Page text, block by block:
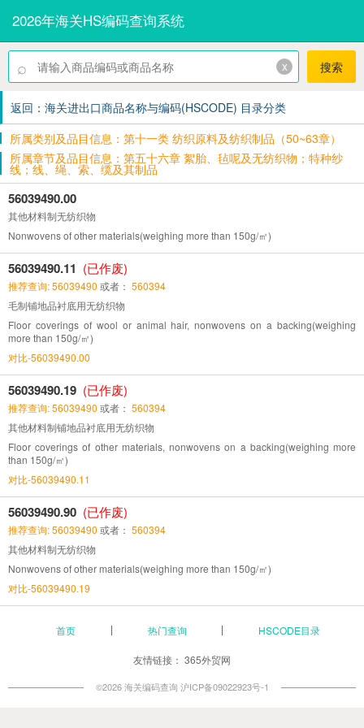
2026年海关HS编码查询系统
⌕ x 搜索
返回：海关进出口商品名称与编码(HSCODE) 目录分类
所属类别及品目信息：第十一类 纺织原料及纺织制品（50~63章）
所属章节及品目信息：第五十六章 絮胎、毡呢及无纺织物；特种纱
线；线、绳、索、缆及其制品
56039490.00
其他材料制无纺织物
Nonwovens of other materials(weighing more than 150g/㎡)
56039490.11 (已作废)
推荐查询: 56039490 或者： 560394
毛制铺地品衬底用无纺织物
Floor coverings of wool or animal hair, nonwovens on a backing(weighing
more than 150g/㎡)
对比-56039490.00
56039490.19 (已作废)
推荐查询: 56039490 或者： 560394
其他材料制铺地品衬底用无纺织物
Floor coverings of other materials, nonwovens on a backing(weighing more
than 150g/㎡)
对比-56039490.11
56039490.90 (已作废)
推荐查询: 56039490 或者： 560394
其他材料制无纺织物
Nonwovens of other materials(weighing more than 150g/㎡)
对比-56039490.19
首页 热门查询 HSCODE目录
友情链接： 365外贸网
©2026 海关编码查询 沪ICP备09022923号-1